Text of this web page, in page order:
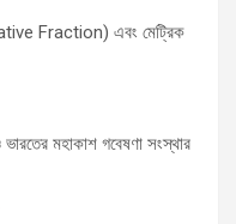
Fraction) এবং মেট্রিক
মহাকাশ গবেষণা সংস্থার